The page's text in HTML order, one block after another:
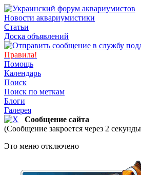
Новости аквариумистики
Статьи
Доска объявлений
Правила!
Помощь
Календарь
Поиск
Поиск по меткам
Блоги
Галерея
Сообщение сайта
(Сообщение закроется через 2
Это меню отключено